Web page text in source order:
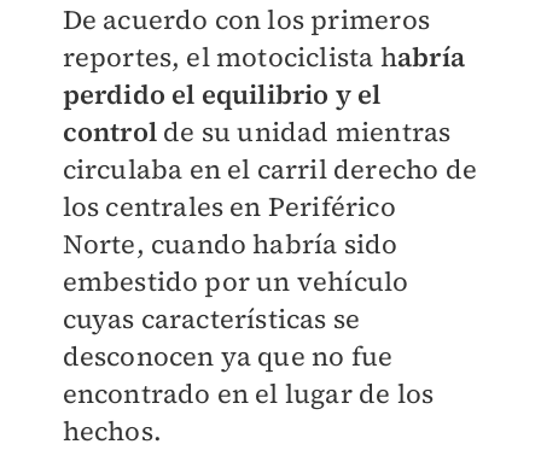
De acuerdo con los primeros
reportes, el motociclista habría
perdido el equilibrio y el
control de su unidad mientras
circulaba en el carril derecho de
los centrales en Periférico
Norte, cuando habría sido
embestido por un vehículo
cuyas características se
desconocen ya que no fue
encontrado en el lugar de los
hechos.